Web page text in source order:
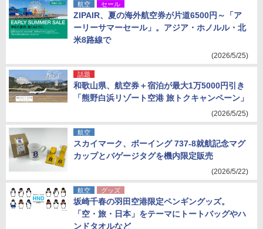
航空 セール
ZIPAIR、夏の海外航空券が片道6500円～「ア
ーリーサマーセール」。アジア・ホノルル・北
米8路線で
(2026/5/25)
話題
和歌山県、航空券＋宿泊が最大1万5000円引き
「熊野白浜リゾート空港 旅トクキャンペーン」
(2026/5/25)
航空
スカイマーク、ボーイング 737-8就航記念マグ
カップとバゲージタグを機内限定販売
(2026/5/22)
航空 グッズ
坂崎千春の羽田空港限定ペンギングッズ。
「空・旅・日本」をテーマにトートバッグやハ
ンドタオルなど